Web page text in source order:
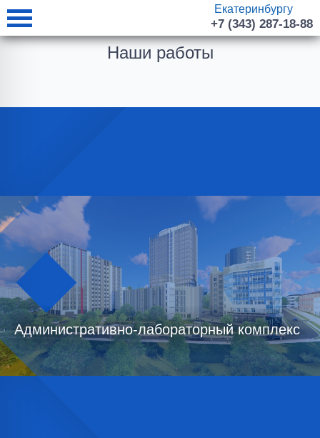
Екатеринбургу
+7 (343) 287-18-88
Наши работы
Административно-лабораторный комплекс